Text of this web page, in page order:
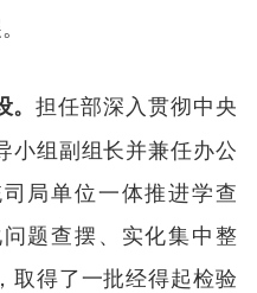
。担任部深入贯彻中央
小组副组长并兼任办公
局单位一体推进学查
题查摆、实化集中整
取得了一批经得起检验